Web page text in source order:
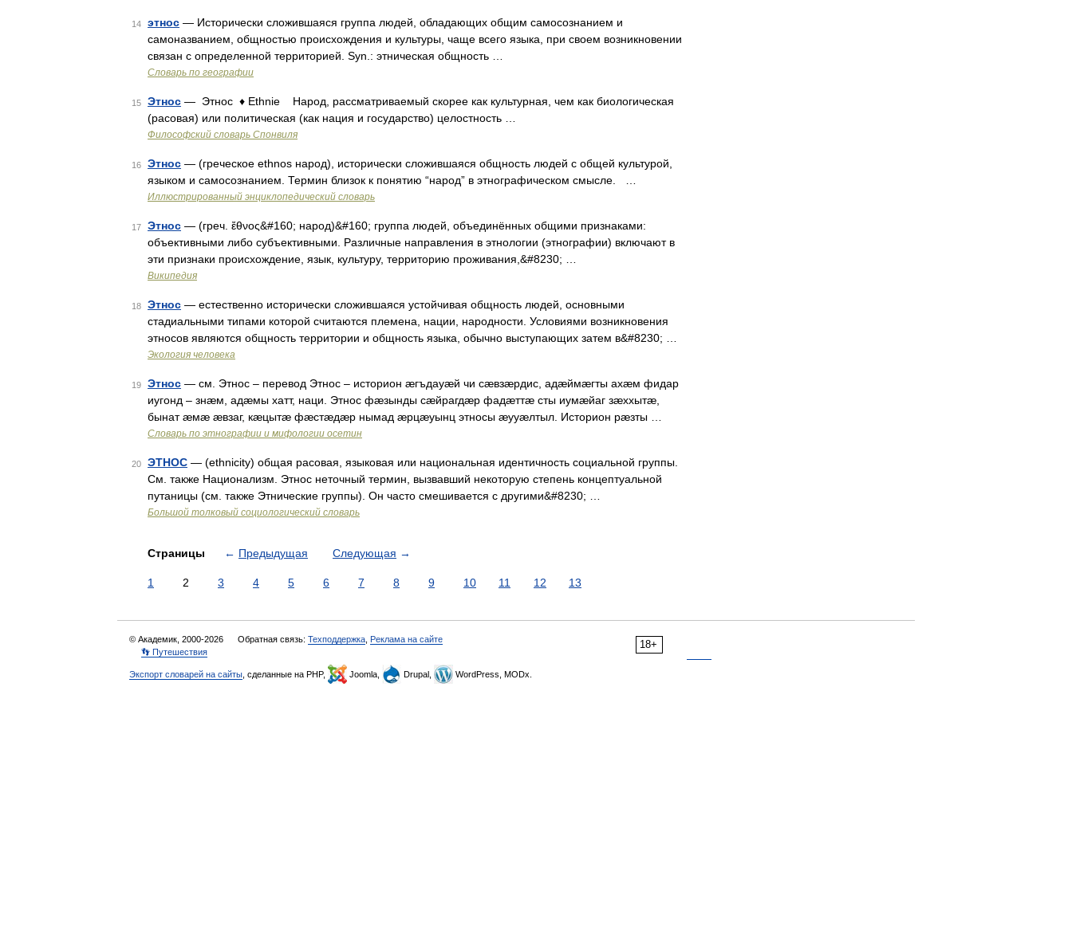
14 этнос — Исторически сложившаяся группа людей, обладающих общим самосознанием и
самоназванием, общностью происхождения и культуры, чаще всего языка, при своем возникновении
связан с определенной территорией. Syn.: этническая общность …
Словарь по географии
15 Этнос — Этнос ♦ Ethnie Народ, рассматриваемый скорее как культурная, чем как биологическая
(расовая) или политическая (как нация и государство) целостность …
Философский словарь Спонвиля
16 Этнос — (греческое ethnos народ), исторически сложившаяся общность людей с общей культурой,
языком и самосознанием. Термин близок к понятию “народ” в этнографическом смысле. …
Иллюстрированный энциклопедический словарь
17 Этнос — (греч. ἔθνος&#160; народ)&#160; группа людей, объединённых общими признаками:
объективными либо субъективными. Различные направления в этнологии (этнографии) включают в
эти признаки происхождение, язык, культуру, территорию проживания,&#8230; …
Википедия
18 Этнос — естественно исторически сложившаяся устойчивая общность людей, основными
стадиальными типами которой считаются племена, нации, народности. Условиями возникновения
этносов являются общность территории и общность языка, обычно выступающих затем в&#8230; …
Экология человека
19 Этнос — см. Этнос – перевод Этнос – историон æгъдауæй чи сæвзæрдис, адæймæгты ахæм фидар
иугонд – знæм, адæмы хатт, наци. Этнос фæзынды сæйрагдæр фадæттæ сты иумæйаг зæххытæ,
бынат æмæ æвзаг, кæцытæ фæстæдæр нымад æрцæуынц этносы æууæлтыл. Историон рæзты …
Словарь по этнографии и мифологии осетин
20 ЭТНОС — (ethnicity) общая расовая, языковая или национальная идентичность социальной группы.
См. также Национализм. Этнос неточный термин, вызвавший некоторую степень концептуальной
путаницы (см. также Этнические группы). Он часто смешивается с другими&#8230; …
Большой толковый социологический словарь
Страницы ← Предыдущая Следующая →
1 2 3 4 5 6 7 8 9 10 11 12 13
18+
© Академик, 2000-2026 Обратная связь: Техподдержка Реклама на сайте
👣 Путешествия
Экспорт словарей на сайты , сделанные на PHP, Joomla, Drupal, WordPress, MODx.